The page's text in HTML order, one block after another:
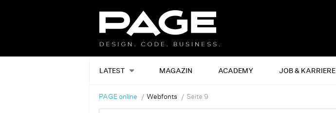
LATEST MAGAZIN ACADEMY JOB & KARRIERE
PAGE online Webfonts Seite 9